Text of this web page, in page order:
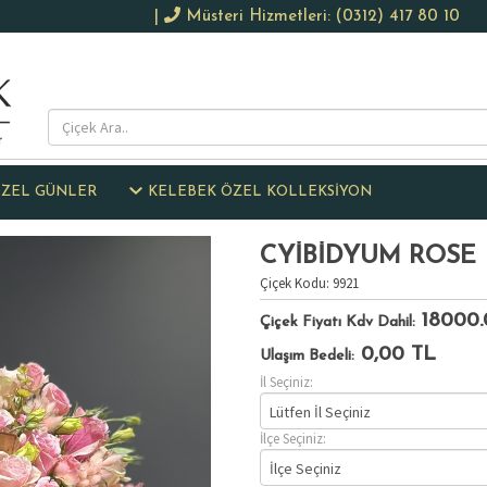
Müsteri Hizmetleri: (0312) 417 80 10
GÜNLER KELEBEK ÖZEL KOLLEKSİYON
CYİBİDYUM ROSE
Çiçek Kodu: 9921
Çiçek Fiyatı Kdv Dahil:
Ulaşım Bedeli: 0,00 TL
İl Seçiniz:
Lütfen İl Seçiniz
İlçe Seçiniz:
İlçe Seçiniz